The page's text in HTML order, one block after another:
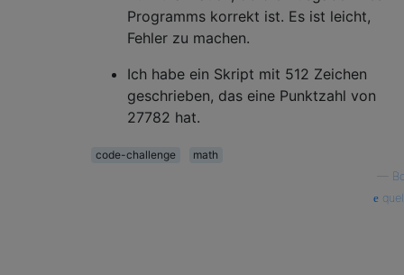
Programms korrekt ist. Es ist leicht,
Fehler zu machen.
Ich habe ein Skript mit 512 Zeichen
geschrieben, das eine Punktzahl von
27782 hat.
code-challenge
math